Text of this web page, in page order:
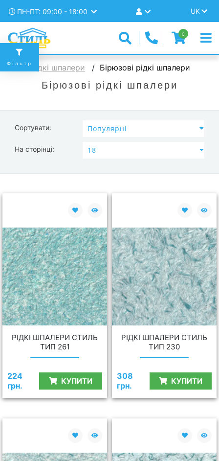
ПН-ПТ: 09:00 - 18:00 UK
0
Рідкі шпалери Бірюзові рідкі шпалери
Бірюзові рідкі шпалери
Сортувати:
На сторінці:
РІДКІ ШПАЛЕРИ СТИЛЬ
ТИП 261
224
грн.
КУПИТИ
РІДКІ ШПАЛЕРИ СТИЛЬ
ТИП 230
308
грн.
КУПИТИ
Фільтр